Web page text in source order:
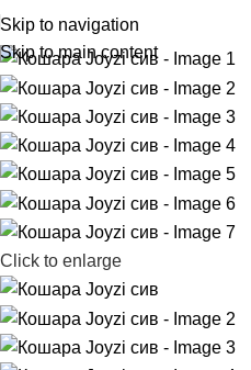
Skip to navigation
Skip to main content
Click to enlarge